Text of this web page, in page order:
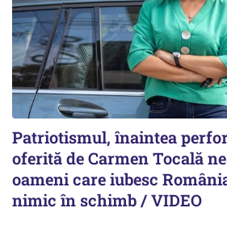
Patriotismul, înaintea
oferită de Carmen Tocală
oameni care iubesc
nimic în schimb / VIDEO